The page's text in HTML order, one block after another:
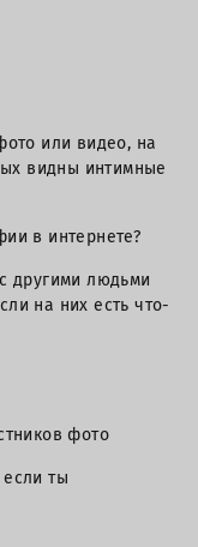
или видео, на
видны интимные
в интернете?
другими людьми
на них есть что-
фото
ты